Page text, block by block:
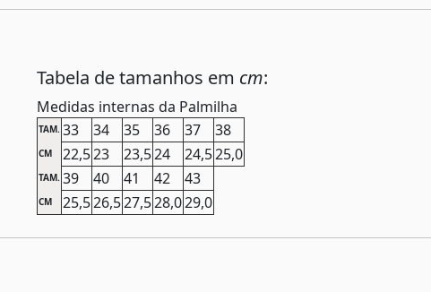
Tabela de tamanhos em cm:
Medidas internas da Palmilha
TAM. 33 34 35 36 37 38
CM 22,523 23,524 24,525,0
TAM. 39 40 41 42 43
CM 25,526,527,528,029,0